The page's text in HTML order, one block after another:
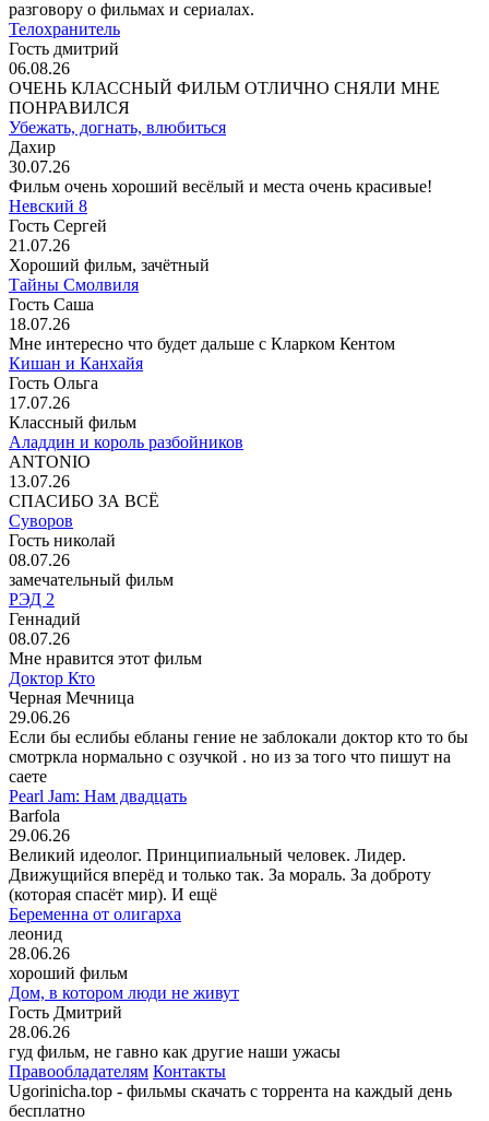
разговору о фильмах и сериалах.
Телохранитель
Гость дмитрий
06.08.26
ОЧЕНЬ КЛАССНЫЙ ФИЛЬМ ОТЛИЧНО СНЯЛИ МНЕ
ПОНРАВИЛСЯ
Убежать, догнать, влюбиться
Дахир
30.07.26
Фильм очень хороший весёлый и места очень красивые!
Невский 8
Гость Сергей
21.07.26
Хороший фильм, зачётный
Тайны Смолвиля
Гость Саша
18.07.26
Мне интересно что будет дальше с Кларком Кентом
Кишан и Канхайя
Гость Ольга
17.07.26
Классный фильм
Аладдин и король разбойников
ANTONIO
13.07.26
СПАСИБО ЗА ВСЁ
Суворов
Гость николай
08.07.26
замечательный фильм
РЭД 2
Геннадий
08.07.26
Мне нравится этот фильм
Доктор Кто
Черная Мечница
29.06.26
Если бы еслибы ебланы гение не заблокали доктор кто то бы
смотркла нормально с озучкой . но из за того что пишут на
саете
Pearl Jam: Нам двадцать
Barfola
29.06.26
Великий идеолог. Принципиальный человек. Лидер.
Движущийся вперёд и только так. За мораль. За доброту
(которая спасёт мир). И ещё
Беременна от олигарха
леонид
28.06.26
хороший фильм
Дом, в котором люди не живут
Гость Дмитрий
28.06.26
гуд фильм, не гавно как другие наши ужасы
Правообладателям Контакты
Ugorinicha.top - фильмы скачать с торрента на каждый день
бесплатно